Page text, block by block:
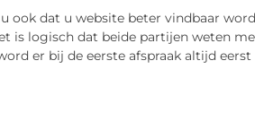
ook dat u website beter vindbaar
is logisch dat beide partijen weten
er bij de eerste afspraak altijd